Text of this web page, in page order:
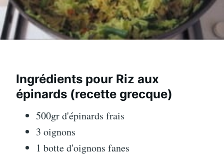
Ingrédients pour Riz aux
épinards (recette grecque)
500gr d'épinards frais
3 oignons
1 botte d'oignons fanes